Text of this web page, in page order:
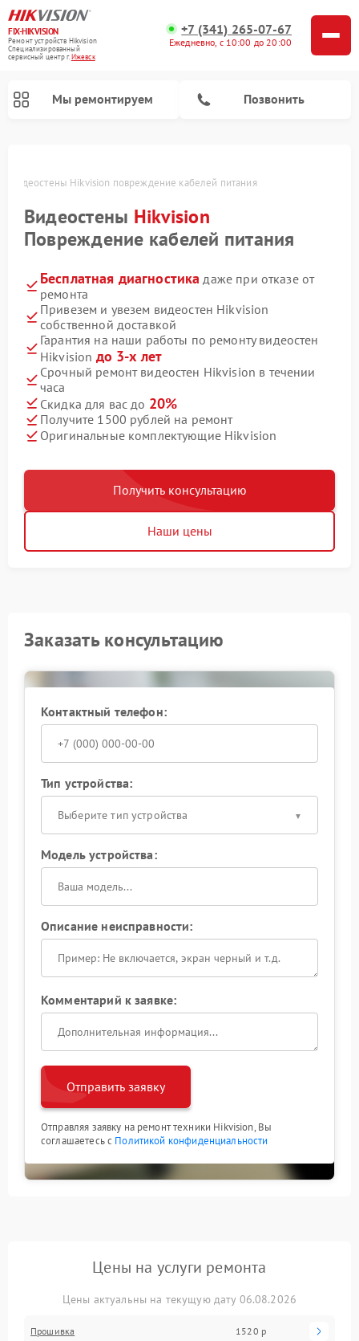
FIX-HIKVISION
Ремонт устройств Hikvision
Специализированный
cервисный центр г.Ижевск
+7 (341) 265-07-67
Ежедневно, с 10:00 до 20:00
Мы ремонтируем Позвонить
Видеостены Hikvision повреждение кабелей питания
Видеостены Hikvision
Повреждение кабелей питания
Бесплатная диагностика даже при отказе от
ремонта
Привезем и увезем видеостен Hikvision
собственной доставкой
Гарантия на наши работы по ремонту видеостен
Hikvision до 3-х лет
Срочный ремонт видеостен Hikvision в течении
часа
Скидка для вас до 20%
Получите 1500 рублей на ремонт
Оригинальные комплектующие Hikvision
Получить консультацию
Наши цены
Заказать консультацию
Контактный телефон:
Тип устройства:
Выберите тип устройства
Модель устройства:
Описание неисправности:
Комментарий к заявке:
Отправить заявку
Отправляя заявку на ремонт техники Hikvision, Вы
соглашаетесь с Политикой конфиденциальности
Цены на услуги ремонта
Цены актуальны на текущую дату 06.08.2026
Прошивка 1520 р